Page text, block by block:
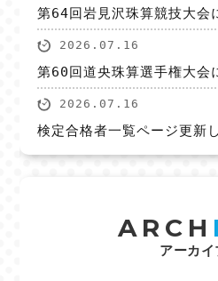
第64回岩見沢珠算競技大会
2026.07.16
第60回道央珠算選手権大会
2026.07.16
検定合格者一覧ページ更新
ARCH I
アーカイ